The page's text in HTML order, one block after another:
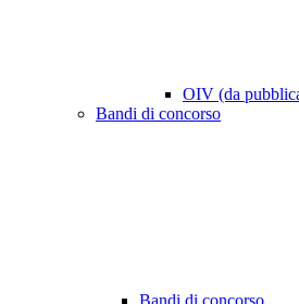
OIV (da
Bandi di concorso